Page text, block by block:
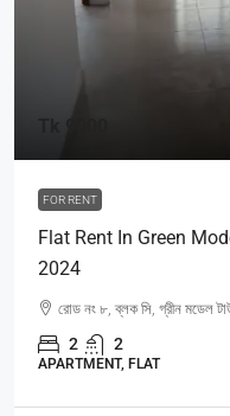
FOR RENT
Flat Rent In Green
2024
রোড নং ৮, ব্লক সি, গ্রীন মডেল
2 2
APARTMENT, FLAT